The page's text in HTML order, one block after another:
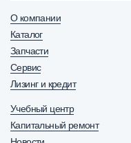
О компании
Каталог
Запчасти
Сервис
Лизинг и кредит
Учебный центр
Капитальный ремонт